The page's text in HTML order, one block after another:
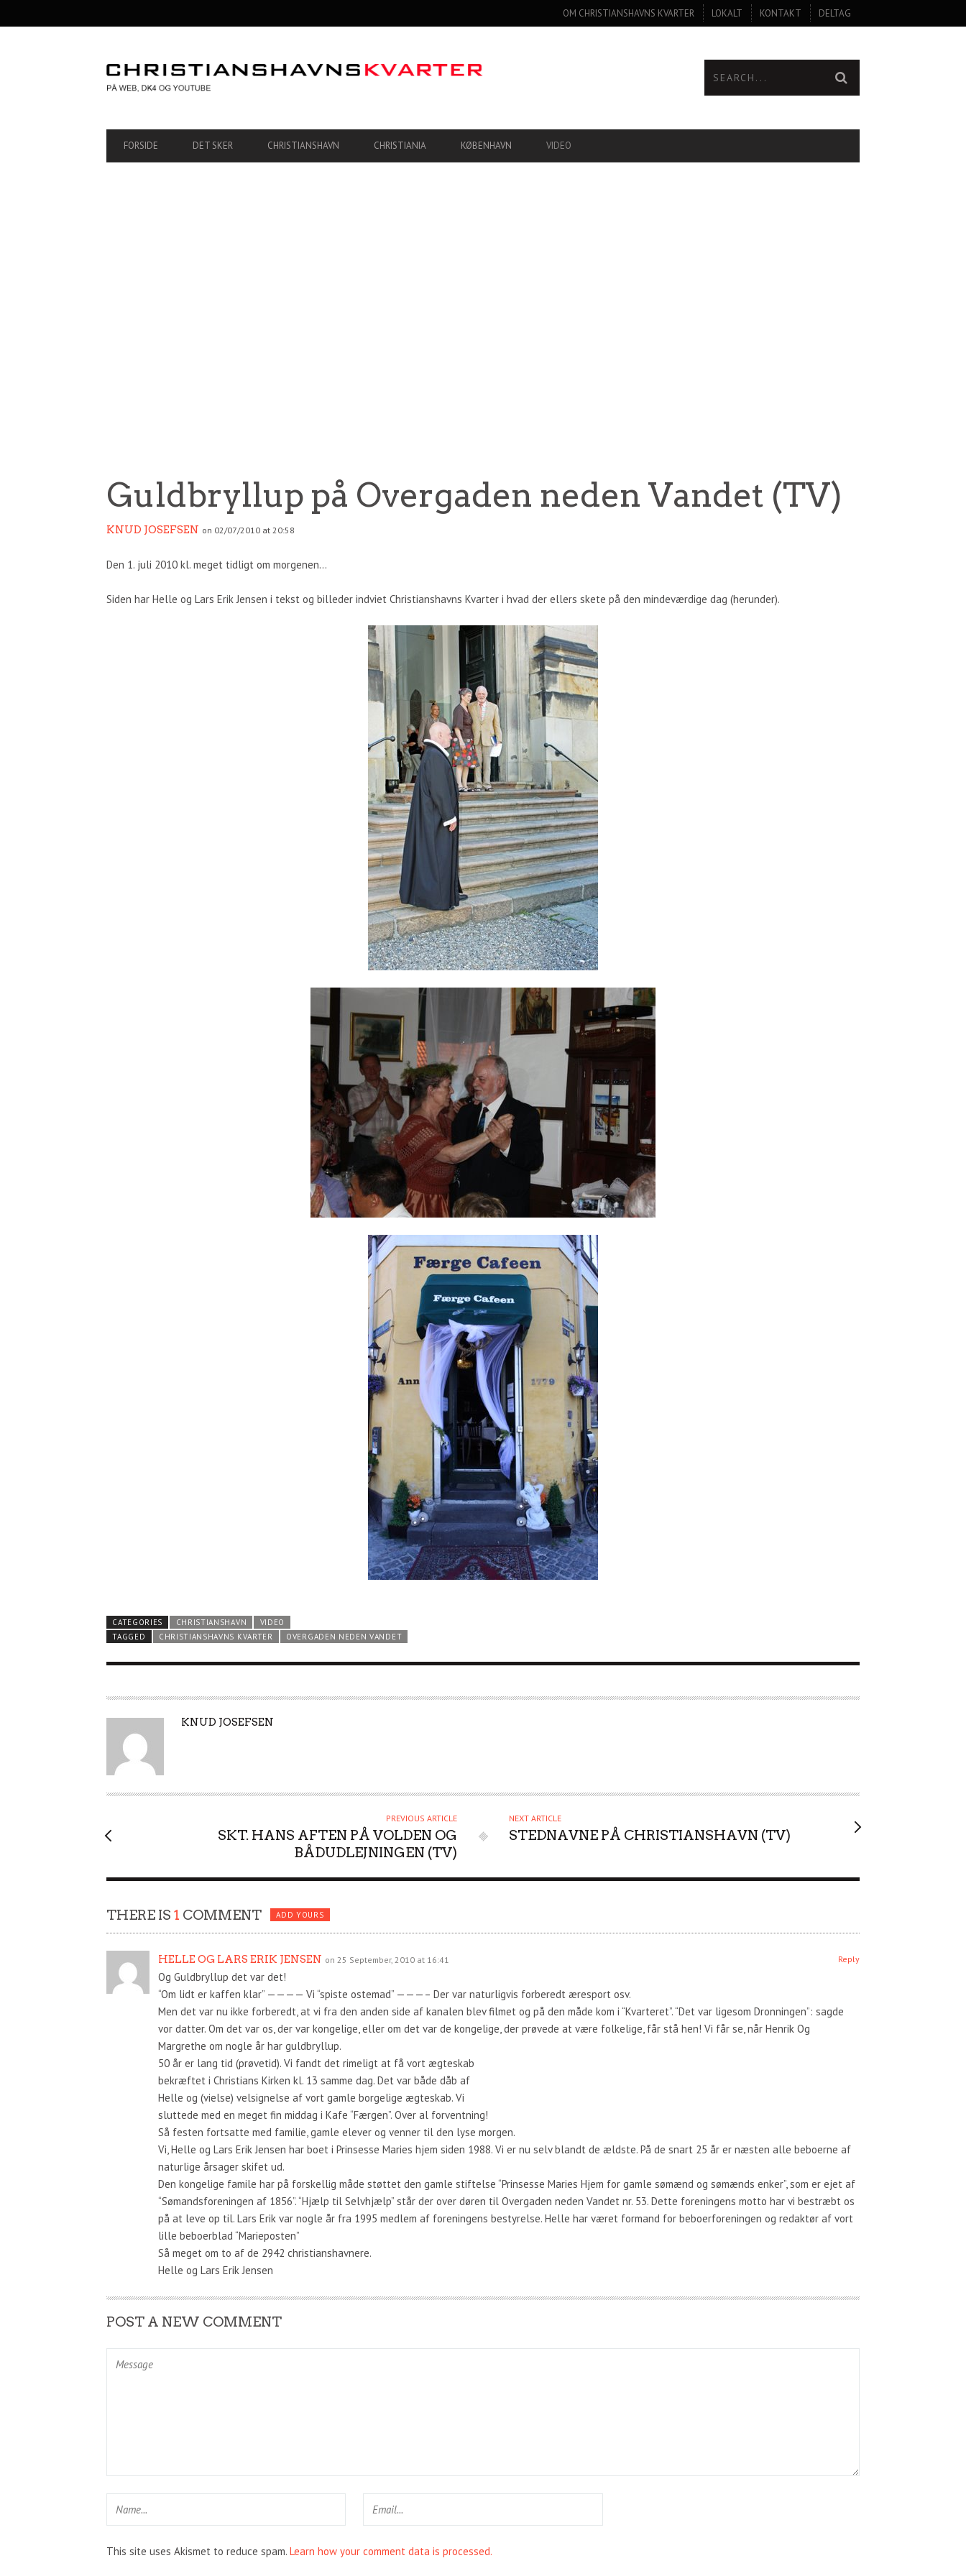
NAVIGATION
OM CHRISTIANSHAVNS KVARTER LOKALT KONTAKT DELTAG
PRIMARY
NAVIGATION
FORSIDE DET SKER CHRISTIANSHAVN CHRISTIANIA KØBENHAVN VIDEO
Guldbryllup på Overgaden neden Vandet (TV)
KNUD JOSEFSEN on 02/07/2010 at 20:58
Den 1. juli 2010 kl. meget tidligt om morgenen…
Siden har Helle og Lars Erik Jensen i tekst og billeder indviet Christianshavns Kvarter i hvad der ellers skete på den mindeværdige dag (herunder).
CATEGORIES CHRISTIANSHAVN
VIDEO
TAGGED
CHRISTIANSHAVNS KVARTER OVERGADEN NEDEN VANDET
A
O
KNUD JOSEFSEN
PREVIOUS ARTICLE
SKT. HANS AFTEN PÅ VOLDEN OG
BÅDUDLEJNINGEN (TV)
NEXT ARTICLE
STEDNAVNE PÅ CHRISTIANSHAVN (TV)
THERE IS 1 COMMENT ADD YOURS
HELLE OG LARS ERIK JENSEN on 25 September, 2010 at 16:41 Reply
Og Guldbryllup det var det!
“Om lidt er kaffen klar” ———— Vi “spiste ostemad” ———– Der var naturligvis forberedt æresport osv.
Men det var nu ikke forberedt, at vi fra den anden side af kanalen blev filmet og på den måde kom i “Kvarteret”. “Det var ligesom Dronningen”: sagde
vor datter. Om det var os, der var kongelige, eller om det var de kongelige, der prøvede at være folkelige, får stå hen! Vi får se, når Henrik Og
Margrethe om nogle år har guldbryllup.
50 år er lang tid (prøvetid). Vi fandt det rimeligt at få vort ægteskab
bekræftet i Christians Kirken kl. 13 samme dag. Det var både dåb af
Helle og (vielse) velsignelse af vort gamle borgelige ægteskab. Vi
sluttede med en meget fin middag i Kafe “Færgen”. Over al forventning!
Så festen fortsatte med familie, gamle elever og venner til den lyse morgen.
Vi, Helle og Lars Erik Jensen har boet i Prinsesse Maries hjem siden 1988. Vi er nu selv blandt de ældste. På de snart 25 år er næsten alle beboerne af
naturlige årsager skifet ud.
Den kongelige famile har på forskellig måde støttet den gamle stiftelse “Prinsesse Maries Hjem for gamle sømænd og sømænds enker”, som er ejet af
“Sømandsforeningen af 1856”. “Hjælp til Selvhjælp” står der over døren til Overgaden neden Vandet nr. 53. Dette foreningens motto har vi bestræbt os
på at leve op til. Lars Erik var nogle år fra 1995 medlem af foreningens bestyrelse. Helle har været formand for beboerforeningen og redaktør af vort
lille beboerblad “Marieposten”
Så meget om to af de 2942 christianshavnere.
Helle og Lars Erik Jensen
POST A NEW COMMENT
This site uses Akismet to reduce spam. Learn how your comment data is processed.